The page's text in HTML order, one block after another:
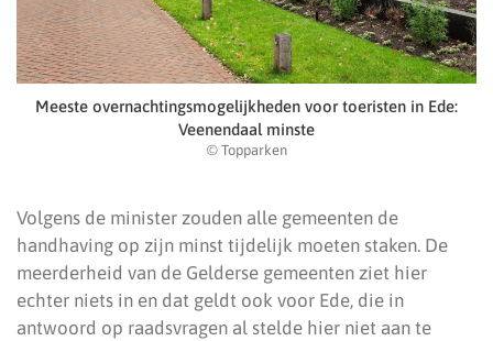
Meeste overnachtingsmogelijkheden voor toeristen in Ede:
Veenendaal minste
© Topparken
Volgens de minister zouden alle gemeenten de
handhaving op zijn minst tijdelijk moeten staken. De
meerderheid van de Gelderse gemeenten ziet hier
echter niets in en dat geldt ook voor Ede, die in
antwoord op raadsvragen al stelde hier niet aan te